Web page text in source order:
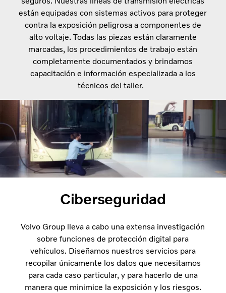
están equipadas con sistemas activos para proteger
contra la exposición peligrosa a componentes de
alto voltaje. Todas las piezas están claramente
marcadas, los procedimientos de trabajo están
completamente documentados y brindamos
capacitación e información especializada a los
técnicos del taller.
Ciberseguridad
Volvo Group lleva a cabo una extensa investigación
sobre funciones de protección digital para
vehículos. Diseñamos nuestros servicios para
recopilar únicamente los datos que necesitamos
para cada caso particular, y para hacerlo de una
manera que minimice la exposición y los riesgos.